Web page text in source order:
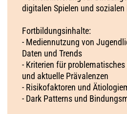
digitalen Spielen und sozialen
Fortbildungsinhalte:
- Mediennutzung von
Daten und Trends
- Kriterien für
und aktuelle Prävalenzen
- Risikofaktoren und
- Dark Patterns und